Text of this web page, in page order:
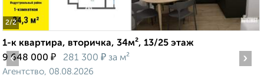
2/2
1-к квартира, вторичка, 34м², 13/25 этаж
9 648 000 ₽ 281 300 ₽ за м²
Агентство, 08.08.2026
‹ ›